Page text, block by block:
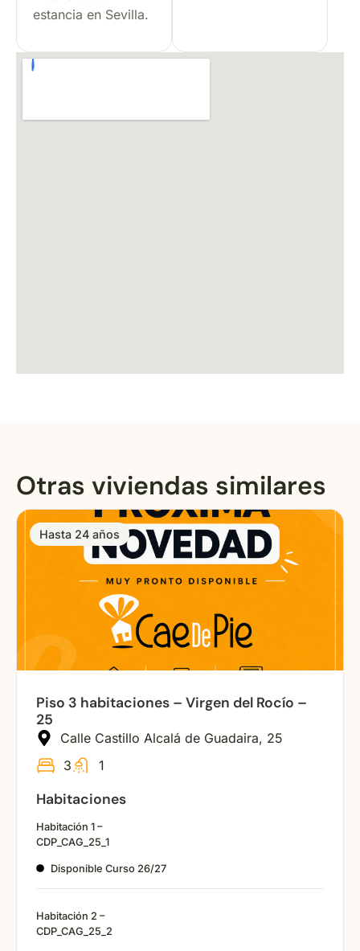
estancia en Sevilla.
Otras viviendas similares
Hasta 24 años
Piso 3 habitaciones – Virgen del Rocío –
25
Calle Castillo Alcalá de Guadaira, 25
3
1
Habitaciones
Habitación 1 –
CDP_CAG_25_1
Disponible Curso 26/27
Habitación 2 –
CDP_CAG_25_2